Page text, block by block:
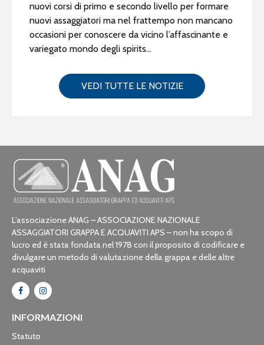
nuovi corsi di primo e secondo livello per formare
nuovi assaggiatori ma nel frattempo non mancano
occasioni per conoscere da vicino l’affascinante e
variegato mondo degli spirits...
VEDI TUTTE LE NOTIZIE
L’associazione ANAG – ASSOCIAZIONE NAZIONALE
ASSAGGIATORI GRAPPA E ACQUAVITI APS – non ha scopo di
lucro ed è stata fondata nel 1978 con il proposito di codificare e
divulgare un metodo di valutazione della grappa e delle altre
acquaviti
INFORMAZIONI
Statuto